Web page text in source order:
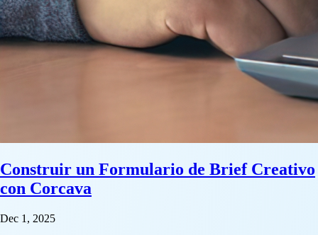
Construir un Formulario de Brief Creativo
con Corcava
Dec 1, 2025